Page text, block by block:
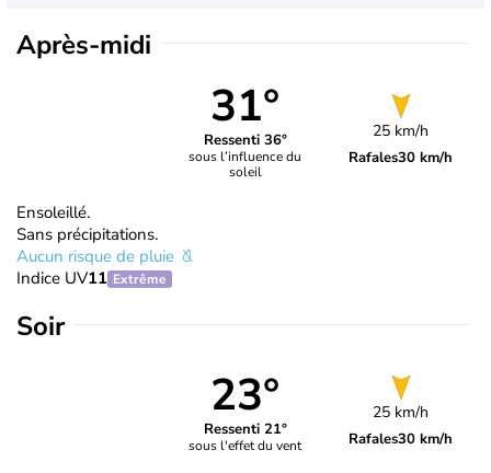
Après-midi
31°
Ressenti 36°
sous l’influence du
soleil
25 km/h
Rafales30 km/h
Ensoleillé.
Sans précipitations.
Aucun risque de pluie
Indice UV11 Extrême
Soir
23°
Ressenti 21°
sous l'effet du vent
25 km/h
Rafales30 km/h